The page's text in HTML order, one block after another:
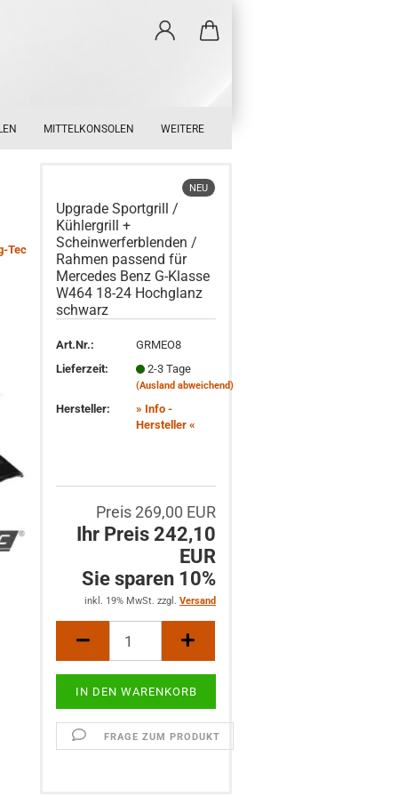
MITTELKONSOLEN WEITERE
Tec
NEU
Upgrade Sportgrill /
Kühlergrill +
Scheinwerferblenden /
Rahmen passend für
Mercedes Benz G-Klasse
W464 18-24 Hochglanz
schwarz
Art.Nr.:
GRMEO8
Lieferzeit:
2-3 Tage
(Ausland abweichend)
Hersteller:
» Info -
Hersteller «
Preis 269,00 EUR
Ihr Preis 242,10
EUR
Sie sparen 10%
inkl. 19% MwSt. zzgl. Versand
FRAGE ZUM PRODUKT